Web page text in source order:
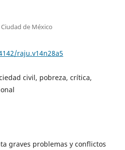
de México
raju.v14n28a5
civil, pobreza, crítica,
graves problemas y conflictos